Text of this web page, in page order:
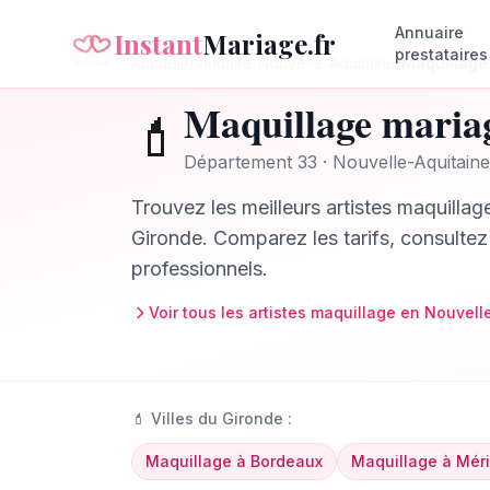
InstantMariage.fr
Annuaire
prestataires
Nouvelle-Aquitaine /Maquillage
💄 Maquillage
Département 33 · Nouvelle-Aquitaine
Trouvez les meilleurs artistes
Gironde. Comparez les tarifs,
professionnels.
Voir tous les artistes maquillage en
💄 Villes du Gironde :
Maquillage à Bordeaux Maquillage à